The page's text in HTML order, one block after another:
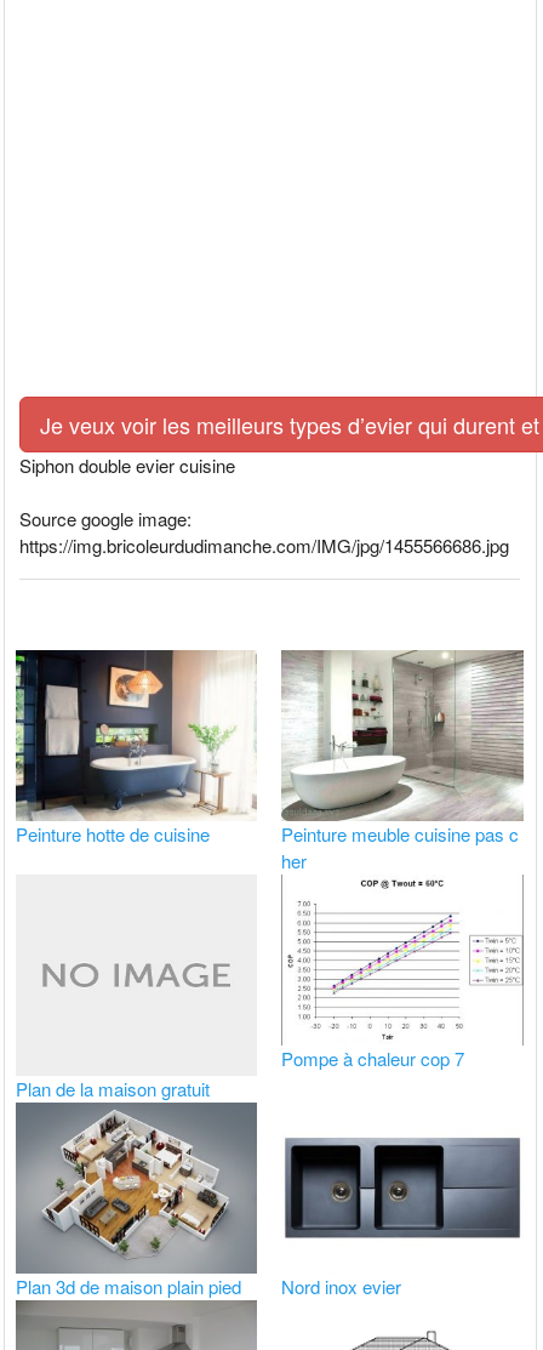
Je veux voir les meilleurs types d’evier qui durent
Siphon double evier cuisine
Source google image:
https://img.bricoleurdudimanche.com/IMG/jpg/1455566686.jpg
Peinture hotte de cuisine
Peinture meuble cuisine pas c
her
Plan de la maison gratuit
Pompe à chaleur cop 7
Plan 3d de maison plain pied Nord inox evier